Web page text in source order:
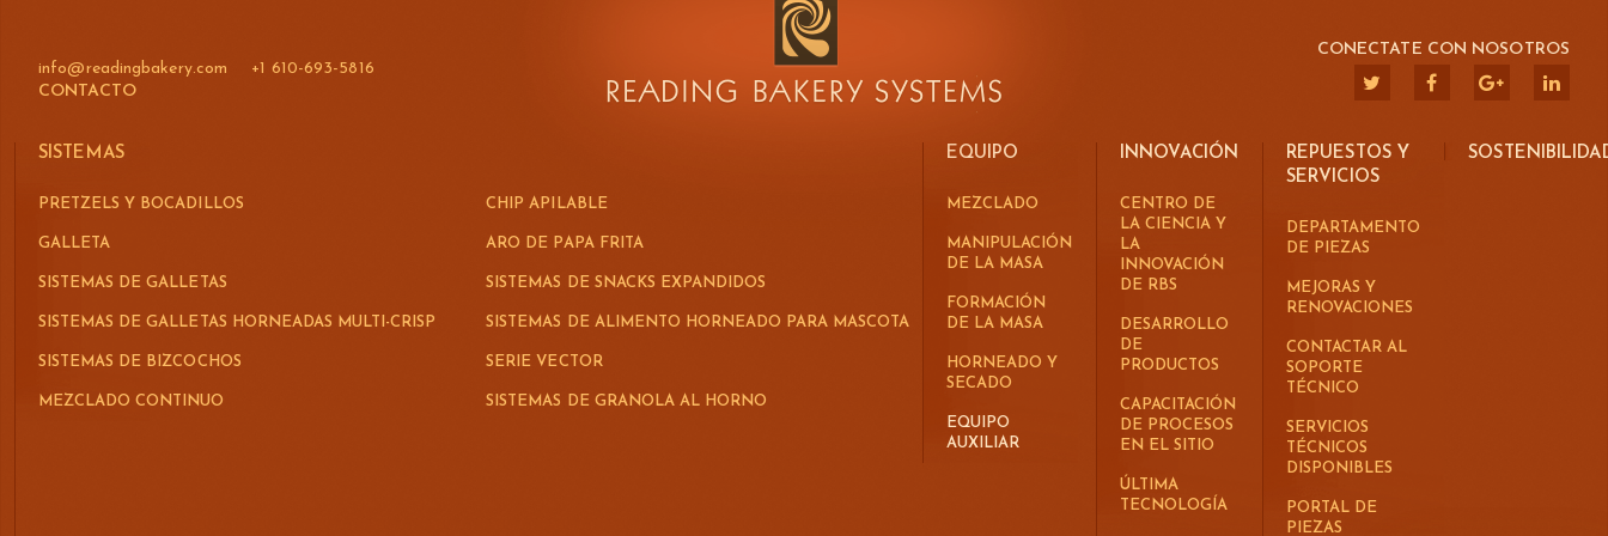
CONOCER MÁS ACERCA DE SAFESHIELD
info@readingbakery.com
+1 610-693-5816
CONTACTO
CONECTATE CON NOSOTROS
SISTEMAS
PRETZELS Y BOCADILLOS
GALLETA
SISTEMAS DE GALLETAS
SISTEMAS DE GALLETAS HORNEADAS MULTI-CRISP
SISTEMAS DE BIZCOCHOS
MEZCLADO CONTINUO
CHIP APILABLE
ARO DE PAPA FRITA
SISTEMAS DE SNACKS EXPANDIDOS
SISTEMAS DE ALIMENTO HORNEADO PARA MASCOTA
SERIE VECTOR
SISTEMAS DE GRANOLA AL HORNO
EQUIPO
MEZCLADO
MANIPULACIÓN
DE LA MASA
FORMACIÓN
DE LA MASA
HORNEADO Y
SECADO
EQUIPO
AUXILIAR
INNOVACIÓN
CENTRO DE
LA CIENCIA Y
LA
INNOVACIÓN
DE RBS
DESARROLLO
DE
PRODUCTOS
CAPACITACIÓN
DE PROCESOS
EN EL SITIO
ÚLTIMA
TECNOLOGÍA
REPUESTOS Y
SERVICIOS
DEPARTAMENTO
DE PIEZAS
MEJORAS Y
RENOVACIONES
CONTACTAR AL
SOPORTE
TÉCNICO
SERVICIOS
TÉCNICOS
DISPONIBLES
PORTAL DE
PIEZAS